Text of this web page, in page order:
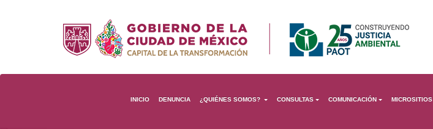
INICIO DENUNCIA ¿QUIÉNES SOMOS? CONSULTAS COMUNICACIÓN MICROSITIOS